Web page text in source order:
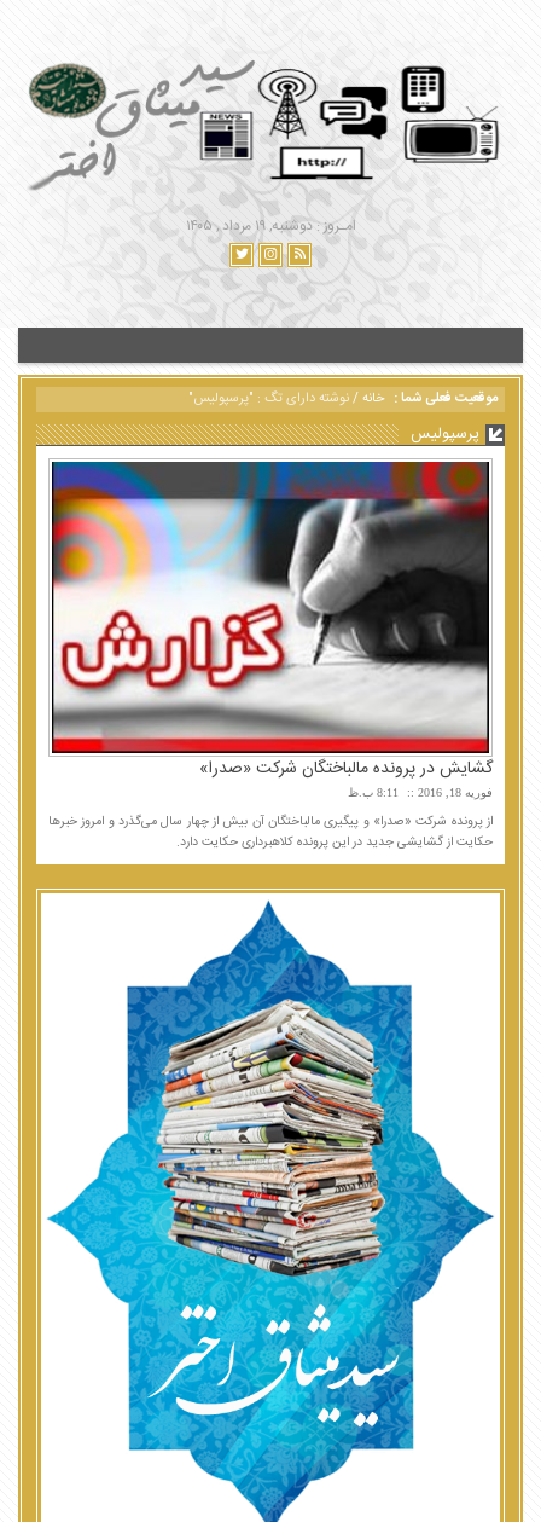
امـروز : دوشنبه, ۱۹ مرداد , ۱۴۰۵
موقعیت فعلی شما : خانه/نوشته دارای تگ : "پرسپولیس"
پرسپولیس
گشایش در پرونده مالباختگان شرکت «صدرا»
فوریه 18, 2016 8:11 ب.ظ
از پرونده شرکت «صدرا» و پیگیری مالباختگان آن بیش از چهار سال می‌گذرد و امروز خبرها
حکایت از گشایشی جدید در این پرونده کلاهبرداری حکایت دارد.